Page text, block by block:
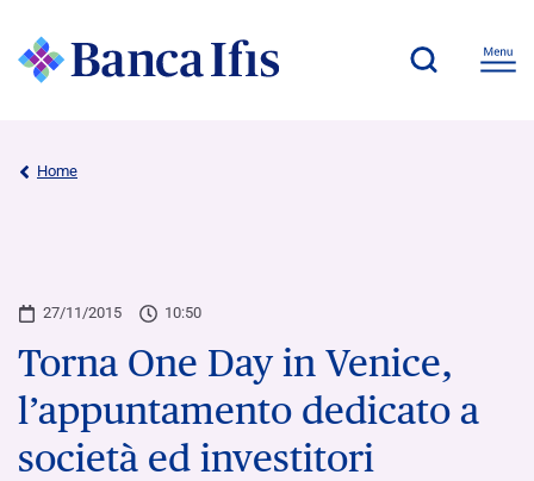
Home
27/11/2015 10:50
Torna One Day in Venice,
l’appuntamento dedicato a
società ed investitori